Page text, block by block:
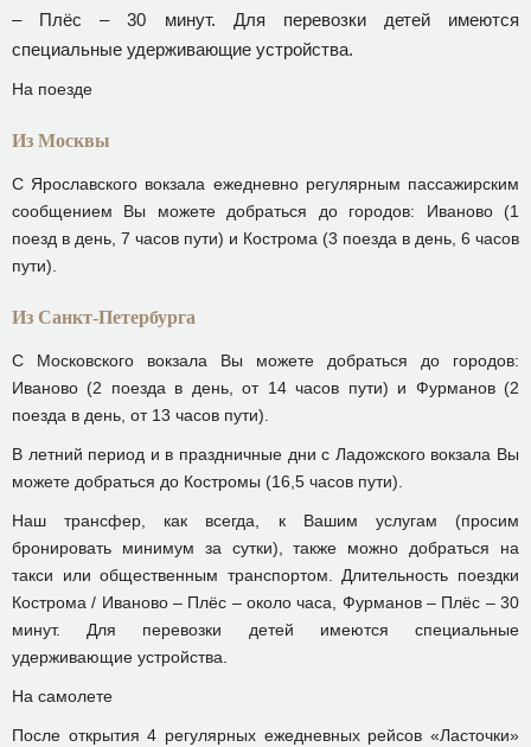
– Плёс – 30 минут. Для перевозки детей имеются
специальные удерживающие устройства.
На поезде
Из Москвы
С Ярославского вокзала ежедневно регулярным пассажирским
сообщением Вы можете добраться до городов: Иваново (1
поезд в день, 7 часов пути) и Кострома (3 поезда в день, 6 часов
пути).
Из Санкт-Петербурга
С Московского вокзала Вы можете добраться до городов:
Иваново (2 поезда в день, от 14 часов пути) и Фурманов (2
поезда в день, от 13 часов пути).
В летний период и в праздничные дни с Ладожского вокзала Вы
можете добраться до Костромы (16,5 часов пути).
Наш трансфер, как всегда, к Вашим услугам (просим
бронировать минимум за сутки), также можно добраться на
такси или общественным транспортом. Длительность поездки
Кострома / Иваново – Плёс – около часа, Фурманов – Плёс – 30
минут. Для перевозки детей имеются специальные
удерживающие устройства.
На самолете
После открытия 4 регулярных ежедневных рейсов «Ласточки»